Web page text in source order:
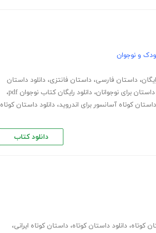
و نوجوان
، داستان فارسی، داستان فانتزی، دانلود داستان
برای نوجوانان، دانلود رایگان کتاب نوجوان pdf
،
داستان کوتاه آسانسور برای اندروید، دانلود داستان کوتاه
دانلود کتاب
کوتاه، دانلود داستان کوتاه، داستان کوتاه ایرانی،